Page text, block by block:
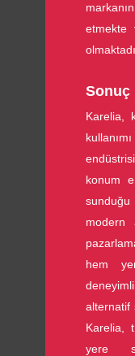
etmekte
Sonuç
Karelia,
konum
modern
hem
alternatif
Karelia,
yere